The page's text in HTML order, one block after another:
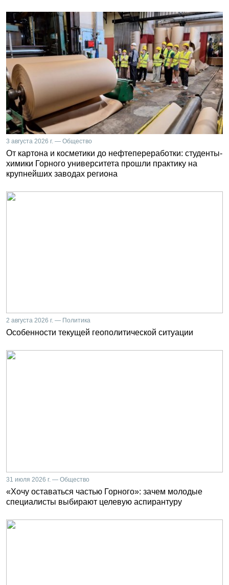
3 августа 2026 г. — Общество
От картона и косметики до нефтепереработки: студенты-
химики Горного университета прошли практику на
крупнейших заводах региона
2 августа 2026 г. — Политика
Особенности текущей геополитической ситуации
31 июля 2026 г. — Общество
«Хочу оставаться частью Горного»: зачем молодые
специалисты выбирают целевую аспирантуру